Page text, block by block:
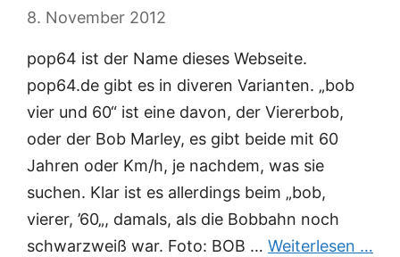
8. November 2012
pop64 ist der Name dieses Webseite.
pop64.de gibt es in diveren Varianten. „bob
vier und 60“ ist eine davon, der Viererbob,
oder der Bob Marley, es gibt beide mit 60
Jahren oder Km/h, je nachdem, was sie
suchen. Klar ist es allerdings beim „bob,
vierer, ’60„, damals, als die Bobbahn noch
schwarzweiß war. Foto: BOB … Weiterlesen …